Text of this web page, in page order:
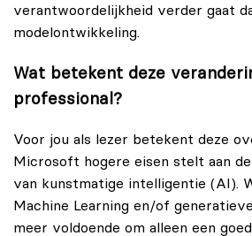
verantwoordelijkheid verder gaat
modelontwikkeling.
Wat betekent deze
professional?
Voor jou als lezer betekent deze
Microsoft hogere eisen stelt aan
van kunstmatige intelligentie (AI).
Machine Learning en/of
meer voldoende om alleen een